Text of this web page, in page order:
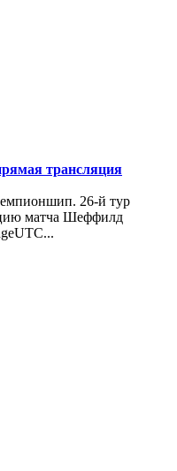
трансляция
26-й тур
матча Шеффилд